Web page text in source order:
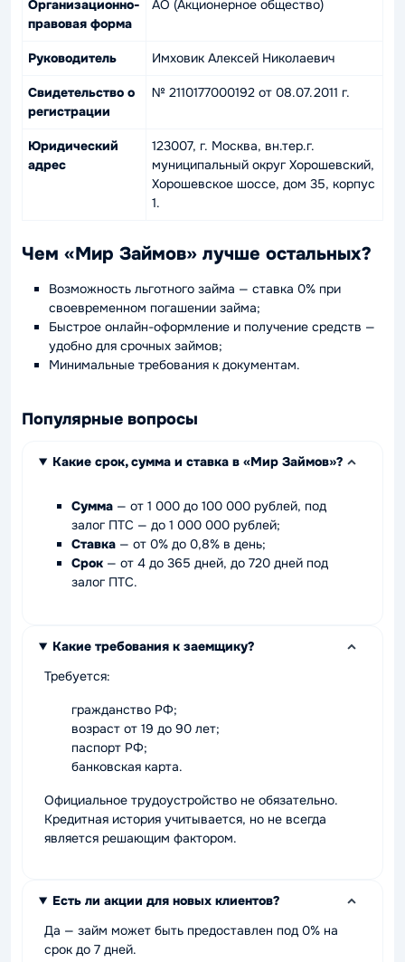
Организационно-
правовая форма
АО (Акционерное общество)
Руководитель Имховик Алексей Николаевич
Свидетельство о
регистрации
№ 2110177000192 от 08.07.2011 г.
Юридический
адрес
123007, г. Москва, вн.тер.г.
муниципальный округ Хорошевский,
Хорошевское шоссе, дом 35, корпус
1.
Чем «Мир Займов» лучше остальных?
Возможность льготного займа — ставка 0% при
своевременном погашении займа;
Быстрое онлайн-оформление и получение средств —
удобно для срочных займов;
Минимальные требования к документам.
Популярные вопросы
Какие срок, сумма и ставка в «Мир Займов»?
Сумма — от 1 000 до 100 000 рублей, под
залог ПТС — до 1 000 000 рублей;
Ставка — от 0% до 0,8% в день;
Срок — от 4 до 365 дней, до 720 дней под
залог ПТС.
Какие требования к заемщику?
Требуется:
гражданство РФ;
возраст от 19 до 90 лет;
паспорт РФ;
банковская карта.
Официальное трудоустройство не обязательно.
Кредитная история учитывается, но не всегда
является решающим фактором.
Есть ли акции для новых клиентов?
Да — займ может быть предоставлен под 0% на
срок до 7 дней.